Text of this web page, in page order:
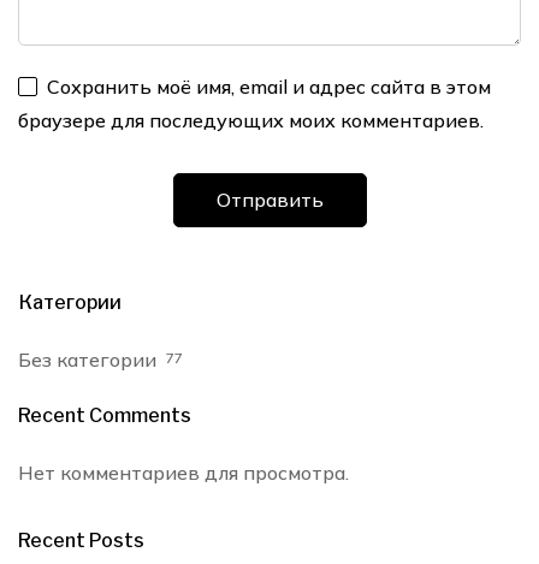
Сохранить моё имя, email и адрес сайта в этом
браузере для последующих моих комментариев.
Категории
Без категории 77
Recent Comments
Нет комментариев для просмотра.
Recent Posts